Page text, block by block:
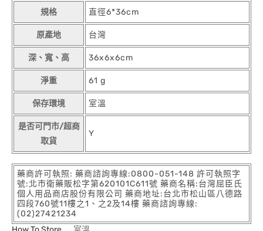
規格 直徑6*36cm
原產地 台灣
深、寬、高 36x6x6cm
淨重 61 g
保存環境 室溫
是否可門市/超商
取貨
Y
藥商許可執照: 藥商諮詢專線:0800-051-148 許可執照字
號:北市衛藥販松字第620101C611號 藥商名稱:台灣屈臣氏
個人用品商店股份有限公司 藥商地址:台北市松山區八德路
四段760號11樓之1、之2及14樓 藥商諮詢專線:
(02)27421234